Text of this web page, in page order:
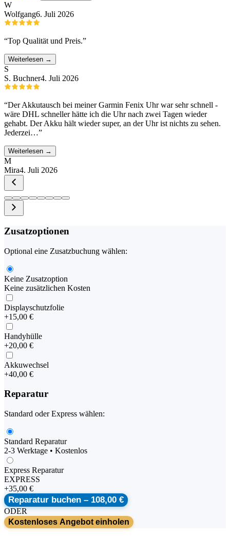
W
Wolfgang6. Juli 2026
“Top Qualität und Preis.”
Weiterlesen →
S
S. Buchner4. Juli 2026
“Der Akkutausch bei meiner Garmin Fenix Uhr war sehr schnell -
wäre DHL schneller hätte ich die Uhr nach zwei Tagen wieder
gehabt. Der Akku hält wieder super, an der Uhr ist nichts zu sehen.
Jederzei…”
Weiterlesen →
M
Mira4. Juli 2026
Zusatzoptionen
Optional eine Zusatzbuchung wählen:
Keine Zusatzoption
Keine zusätzlichen Kosten
Displayschutzfolie
+15,00 €
Handyhülle
+20,00 €
Akkuwechsel
+40,00 €
Reparatur
Standard oder Express wählen:
Standard Reparatur
2-3 Werktage • Kostenlos
Express Reparatur
EXPRESS
+35,00 €
Reparatur buchen – 108,00 €
ODER
Kostenloses Angebot einholen